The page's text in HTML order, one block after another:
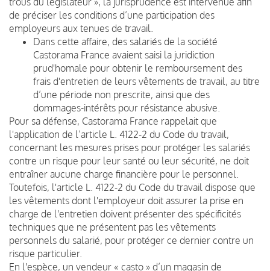
de préciser les conditions d’une participation des
employeurs aux tenues de travail.
Dans cette affaire, des salariés de la société
Castorama France avaient saisi la juridiction
prud'homale pour obtenir le remboursement des
frais d'entretien de leurs vêtements de travail, au titre
d’une période non prescrite, ainsi que des
dommages-intérêts pour résistance abusive.
Pour sa défense, Castorama France rappelait que
l'application de l’article L. 4122-2 du Code du travail,
concernant les mesures prises pour protéger les salariés
contre un risque pour leur santé ou leur sécurité, ne doit
entraîner aucune charge financière pour le personnel.
Toutefois, l'article L. 4122-2 du Code du travail dispose que
les vêtements dont l'employeur doit assurer la prise en
charge de l'entretien doivent présenter des spécificités
techniques que ne présentent pas les vêtements
personnels du salarié, pour protéger ce dernier contre un
risque particulier.
En l'espèce, un vendeur « casto » d’un magasin de